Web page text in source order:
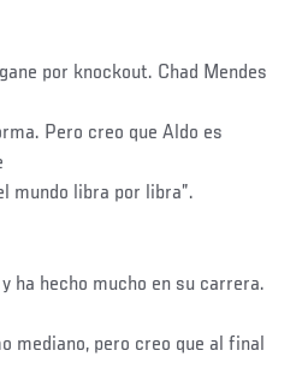
por knockout. Chad Mendes
Pero creo que Aldo es
mundo libra por libra”.
ha hecho mucho en su carrera.
mediano, pero creo que al final